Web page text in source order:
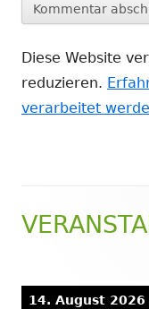
Diese Website
reduzieren.
verarbeitet
Haupt-
14. August 2026